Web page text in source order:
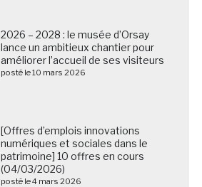
2026 – 2028 : le musée d’Orsay
lance un ambitieux chantier pour
améliorer l’accueil de ses visiteurs
posté le 10 mars 2026
[Offres d’emplois innovations
numériques et sociales dans le
patrimoine] 10 offres en cours
(04/03/2026)
posté le 4 mars 2026